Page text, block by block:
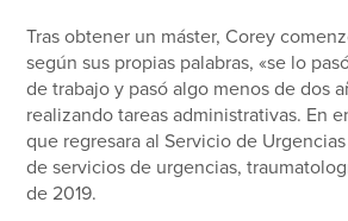
Tras obtener un máster, Corey
según sus propias palabras, «se lo
de trabajo y pasó algo menos de dos
realizando tareas administrativas. En
que regresara al Servicio de
de servicios de urgencias,
de 2019.